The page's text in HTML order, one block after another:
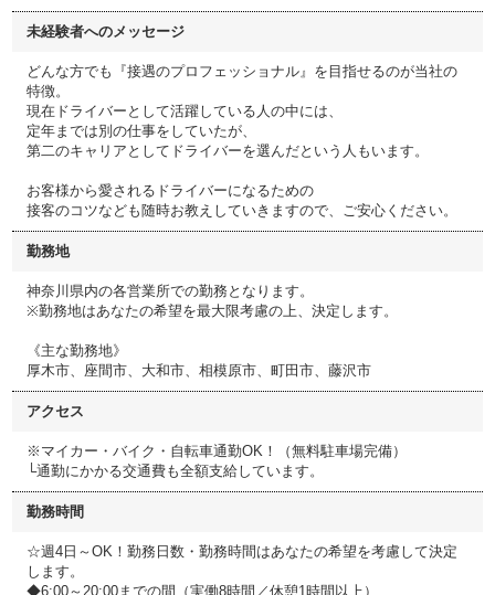
未経験者へのメッセージ
どんな方でも『接遇のプロフェッショナル』を目指せるのが当社の
特徴。
現在ドライバーとして活躍している人の中には、
定年までは別の仕事をしていたが、
第二のキャリアとしてドライバーを選んだという人もいます。
お客様から愛されるドライバーになるための
接客のコツなども随時お教えしていきますので、ご安心ください。
勤務地
神奈川県内の各営業所での勤務となります。
※勤務地はあなたの希望を最大限考慮の上、決定します。
《主な勤務地》
厚木市、座間市、大和市、相模原市、町田市、藤沢市
アクセス
※マイカー・バイク・自転車通勤OK！（無料駐車場完備）
└通勤にかかる交通費も全額支給しています。
勤務時間
☆週4日～OK！勤務日数・勤務時間はあなたの希望を考慮して決定
します。
◆6:00～20:00までの間（実働8時間／休憩1時間以上）